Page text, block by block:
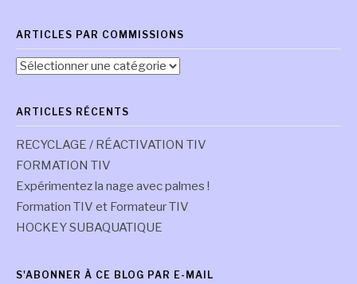
ARTICLES PAR COMMISSIONS
Articles
ARTICLES RÉCENTS
RECYCLAGE / RÉACTIVATION TIV
FORMATION TIV
Expérimentez la nage avec palmes !
Formation TIV et Formateur TIV
HOCKEY SUBAQUATIQUE
S'ABONNER À CE BLOG PAR E-MAIL